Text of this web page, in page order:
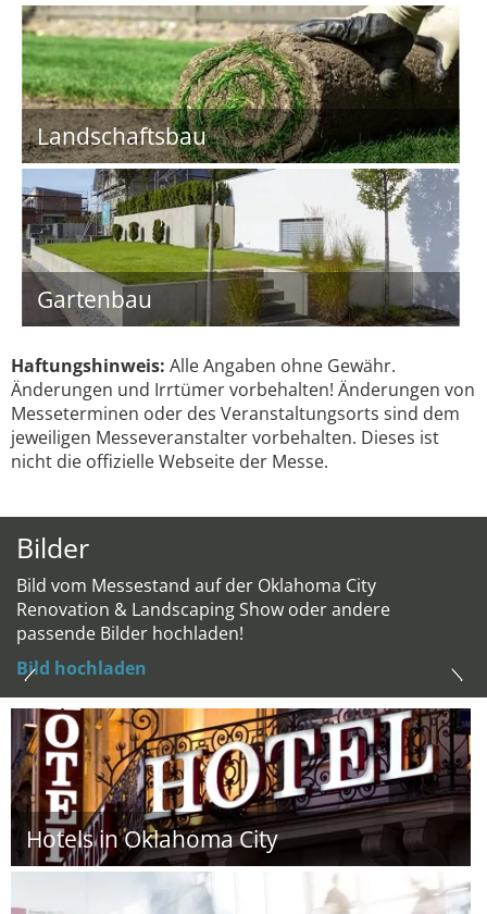
Landschaftsbau
Gartenbau
Haftungshinweis: Alle Angaben ohne Gewähr.
Änderungen und Irrtümer vorbehalten! Änderungen von
Messeterminen oder des Veranstaltungsorts sind dem
jeweiligen Messeveranstalter vorbehalten. Dieses ist
nicht die offizielle Webseite der Messe.
Bilder
Bild vom Messestand auf der Oklahoma City
Renovation & Landscaping Show oder andere
passende Bilder hochladen!
Bild hochladen
Hotels in Oklahoma City